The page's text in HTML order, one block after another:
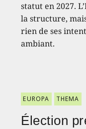
statut en 2027.
la structure,
rien de ses
ambiant.
EUROPA THEMA
Élection